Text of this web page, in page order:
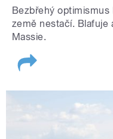
Bezbřehý
země nestačí. Blafuje
Massie.